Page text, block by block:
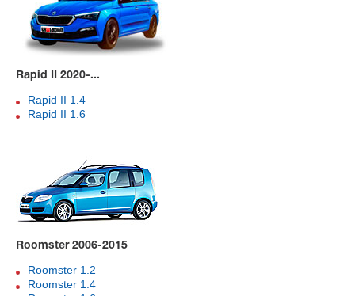
Rapid II 2020-...
Rapid II 1.4
Rapid II 1.6
Roomster 2006-2015
Roomster 1.2
Roomster 1.4